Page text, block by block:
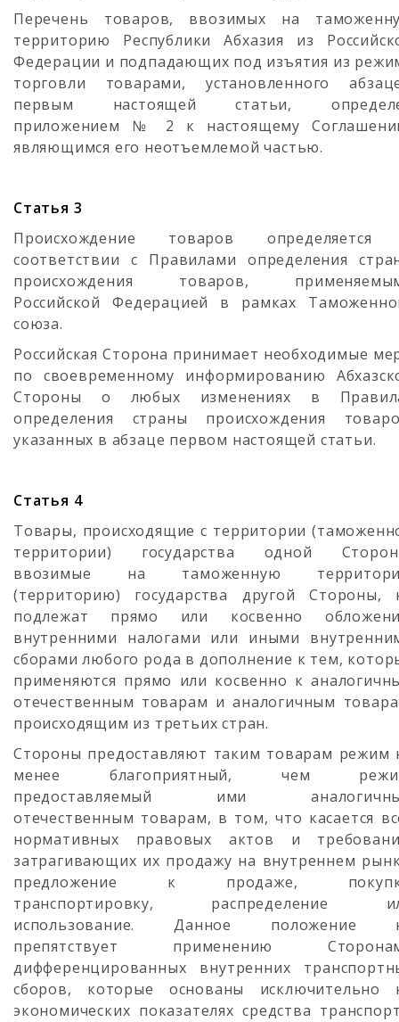
Перечень товаров, ввозимых на
территорию Республики Абхазия из
Федерации и подпадающих под изъятия из
торговли товарами, установленного
первым настоящей статьи,
приложением № 2 к настоящему
являющимся его неотъемлемой частью.
Статья 3
Происхождение товаров
соответствии с Правилами определения
происхождения товаров,
Российской Федерацией в рамках
союза.
Российская Сторона принимает необходимые
по своевременному информированию
Стороны о любых изменениях в
определения страны происхождения
указанных в абзаце первом настоящей статьи.
Статья 4
Товары, происходящие с территории
территории) государства одной
ввозимые на таможенную
(территорию) государства другой Стороны,
подлежат прямо или косвенно
внутренними налогами или иными
сборами любого рода в дополнение к тем,
применяются прямо или косвенно к
отечественным товарам и аналогичным
происходящим из третьих стран.
Стороны предоставляют таким товарам режим
менее благоприятный, чем
предоставляемый ими
отечественным товарам, в том, что касается
нормативных правовых актов и
затрагивающих их продажу на внутреннем
предложение к продаже,
транспортировку, распределение
использование. Данное положение
препятствует применению
дифференцированных внутренних
сборов, которые основаны исключительно
экономических показателях средства